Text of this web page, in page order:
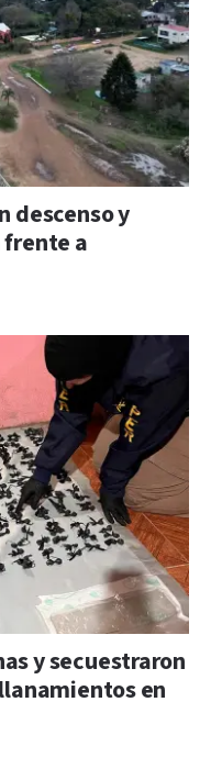
descenso y
frente a
y secuestraron
en